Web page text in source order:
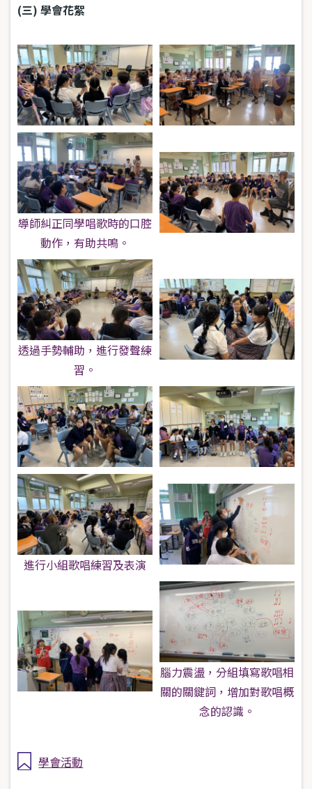
(三) 學會花絮
導師糾正同學唱歌時的口腔
動作，有助共鳴。
透過手勢輔助，進行發聲練
習。
進行小組歌唱練習及表演
腦力震盪，分組填寫歌唱相
關的關鍵詞，增加對歌唱概
念的認識。
學會活動